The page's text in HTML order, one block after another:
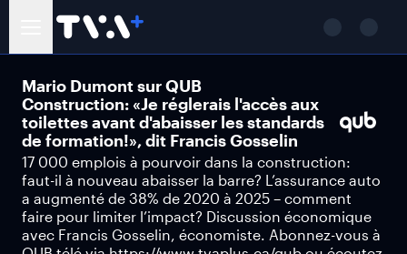
Mario Dumont sur QUB
Construction: «Je réglerais l'accès aux
toilettes avant d'abaisser les standards
de formation!», dit Francis Gosselin
17 000 emplois à pourvoir dans la construction:
faut-il à nouveau abaisser la barre? L’assurance auto
a augmenté de 38% de 2020 à 2025 – comment
faire pour limiter l’impact? Discussion économique
avec Francis Gosselin, économiste. Abonnez-vous à